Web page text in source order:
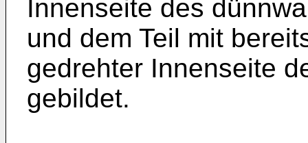
Innenseite des
und dem Teil mit
gedrehter Innenseite
gebildet.